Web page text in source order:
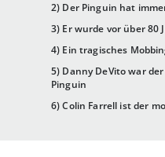
2) Der Pinguin hat
3) Er wurde vor über 80
4) Ein tragisches
5) Danny DeVito war
Pinguin
6) Colin Farrell ist der